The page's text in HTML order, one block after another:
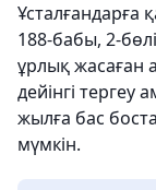
Ұсталғандарға
188-бабы, 2-
ұрлық жасаған
дейінгі
жылға бас
мүмкін.